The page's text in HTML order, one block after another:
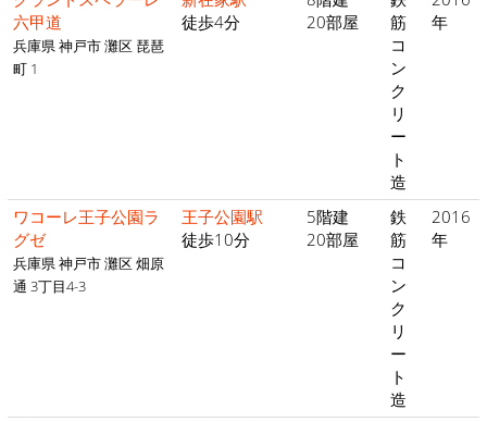
六甲道
兵庫県 神戸市 灘区 琵琶
町 1
徒歩4分
20部屋
筋
コ
ン
ク
リ
ー
ト
造
年
ワコーレ王子公園ラ
グゼ
兵庫県 神戸市 灘区 畑原
通 3丁目4-3
王子公園駅
徒歩10分
5階建
20部屋
鉄
筋
コ
ン
ク
リ
ー
ト
造
2016
年